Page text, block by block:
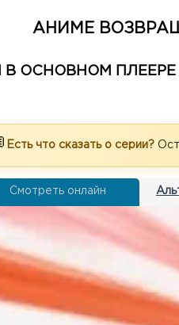
АНИМЕ
В ОСНОВНОМ
Есть что сказать о серии?
Смотреть онлайн